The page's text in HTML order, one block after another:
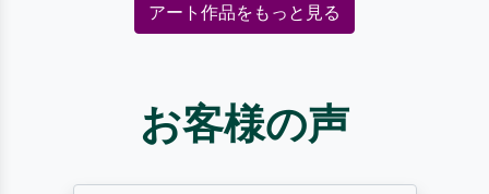
アート作品をもっと見る
お客様の声